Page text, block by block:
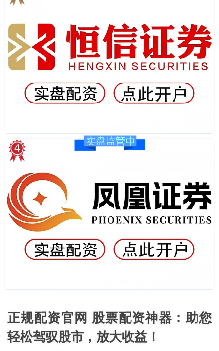
正规配资官网 股票配资神器：助您
轻松驾驭股市，放大收益！